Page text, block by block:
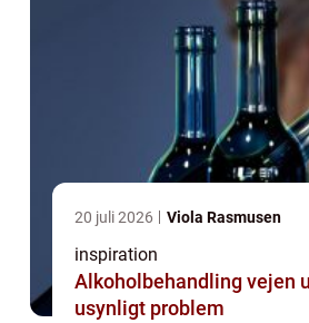
20 juli 2026 Viola Rasmusen
inspiration
Alkoholbehandling vejen ud af et
usynligt problem